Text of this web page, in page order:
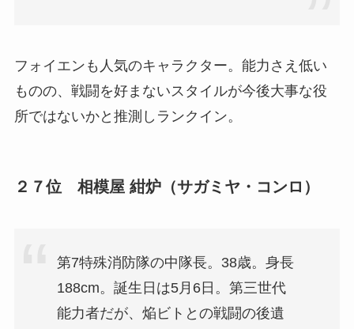
フォイエンも人気のキャラクター。能力さえ低い
ものの、戦闘を好まないスタイルが今後大事な役
所ではないかと推測しランクイン。
２７位 相模屋 紺炉（サガミヤ・コンロ）
第7特殊消防隊の中隊長。38歳。身長
188cm。誕生日は5月6日。第三世代
能力者だが、焔ビトとの戦闘の後遺